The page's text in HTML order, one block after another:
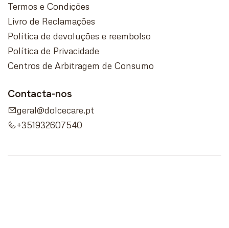
Termos e Condições
Livro de Reclamações
Política de devoluções e reembolso
Política de Privacidade
Centros de Arbitragem de Consumo
Contacta-nos
geral@dolcecare.pt
+351932607540